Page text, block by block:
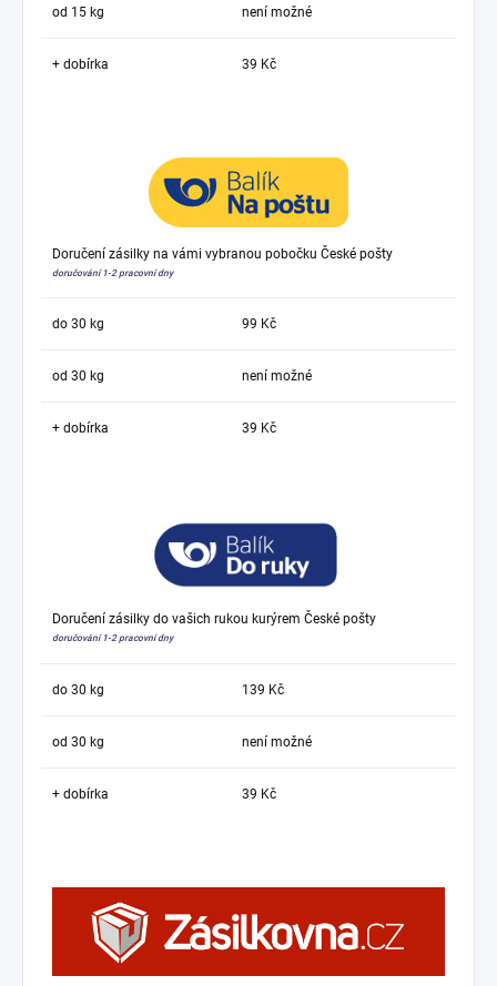
od 15 kg není možné
+ dobírka 39 Kč
Doručení zásilky na vámi vybranou pobočku České pošty
doručování 1-2 pracovní dny
do 30 kg 99 Kč
od 30 kg není možné
+ dobírka 39 Kč
Doručení zásilky do vašich rukou kurýrem České pošty
doručování 1-2 pracovní dny
do 30 kg 139 Kč
od 30 kg není možné
+ dobírka 39 Kč